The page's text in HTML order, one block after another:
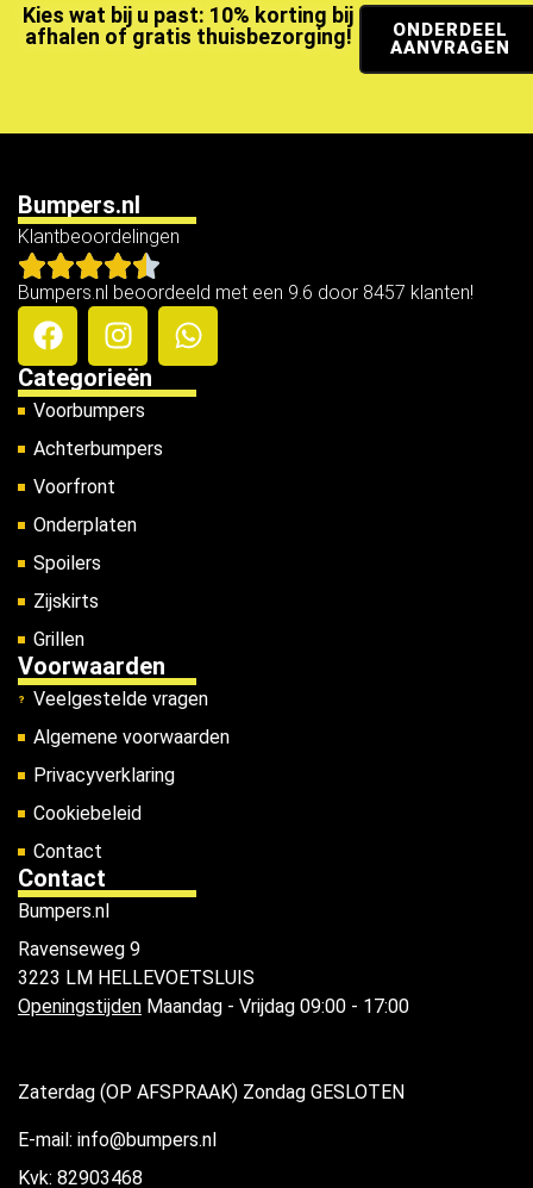
Kies wat bij u past: 10% korting bij
afhalen of gratis thuisbezorging!
ONDERDEEL
AANVRAGEN
Bumpers.nl
Klantbeoordelingen
Bumpers.nl beoordeeld met een 9.6 door 8457 klanten!
Categorieën
Voorbumpers
Achterbumpers
Voorfront
Onderplaten
Spoilers
Zijskirts
Grillen
Voorwaarden
Veelgestelde vragen
Algemene voorwaarden
Privacyverklaring
Cookiebeleid
Contact
Contact
Bumpers.nl
Ravenseweg 9
3223 LM HELLEVOETSLUIS
Openingstijden Maandag - Vrijdag 09:00 - 17:00
Zaterdag (OP AFSPRAAK) Zondag GESLOTEN
E-mail: info@bumpers.nl
Kvk: 82903468